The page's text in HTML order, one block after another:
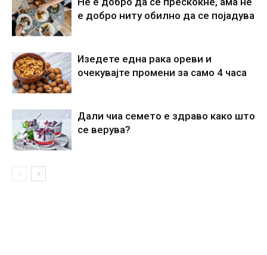
е добро ниту обилно да се појадува
Изедете една рака ореви и
очекувајте промени за само 4 часа
Дали чиа семето е здраво како што
се верува?